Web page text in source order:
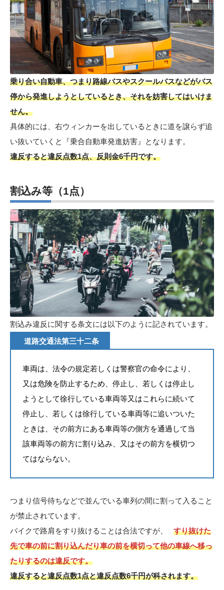
乗り合い自動車、つまり路線バスやスクールバスなどがバス
停から発進しようとしているとき、それを妨害してはいけま
せん。
具体的には、右ウィンカーを出しているときに道を譲らず追
い抜いていくと『乗合自動車発進妨害』となります。
違反すると違反点数1点、反則金6千円です。
割込み等 （1点）
割込み違反に関する条文には以下のように記されています。
道路交通法第三十二条
車両は、法令の規定若しくは警察官の命令により、
又は危険を防止するため、停止し、若しくは停止し
ようとして徐行している車両等又はこれらに続いて
停止し、若しくは徐行している車両等に追いついた
ときは、その前方にある車両等の側方を通過して当
該車両等の前方に割り込み、又はその前方を横切つ
てはならない。
つまり信号待ちなどで並んでいる車列の間に割って入ること
が禁止されています。
バイクで路肩をすり抜けることは合法ですが、
すり抜けた
先で車の前に割り込んだり車の前を横切って他の車線へ移っ
たりするのは違反です。
違反すると違反点数1点と違反点数6千円が科されます。